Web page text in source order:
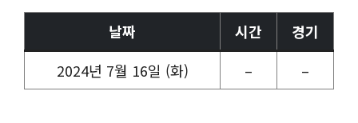
날짜 시간
경기
2024년 7월 16일 (화)
– –